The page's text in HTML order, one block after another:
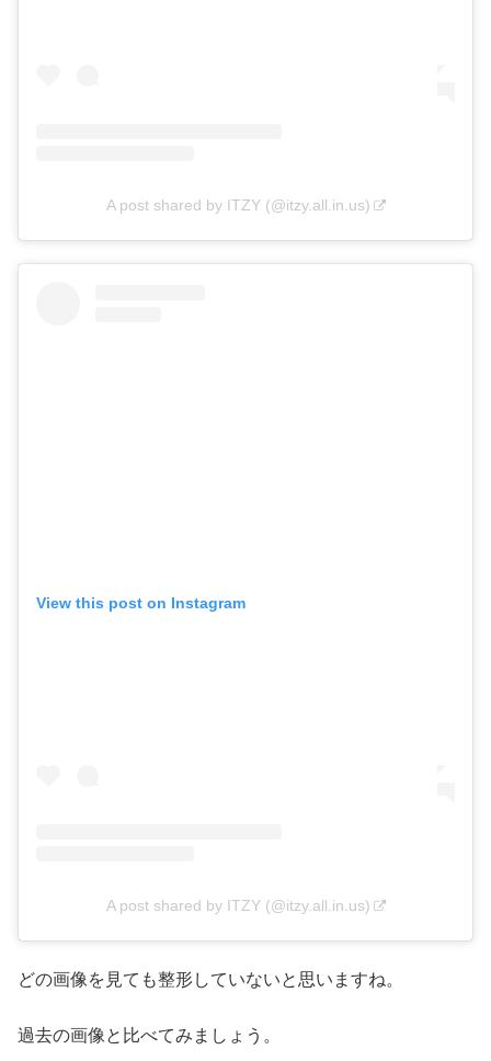
A post shared by ITZY (@itzy.all.in.us)
View this post on Instagram
A post shared by ITZY (@itzy.all.in.us)
どの画像を見ても整形していないと思いますね。
過去の画像と比べてみましょう。